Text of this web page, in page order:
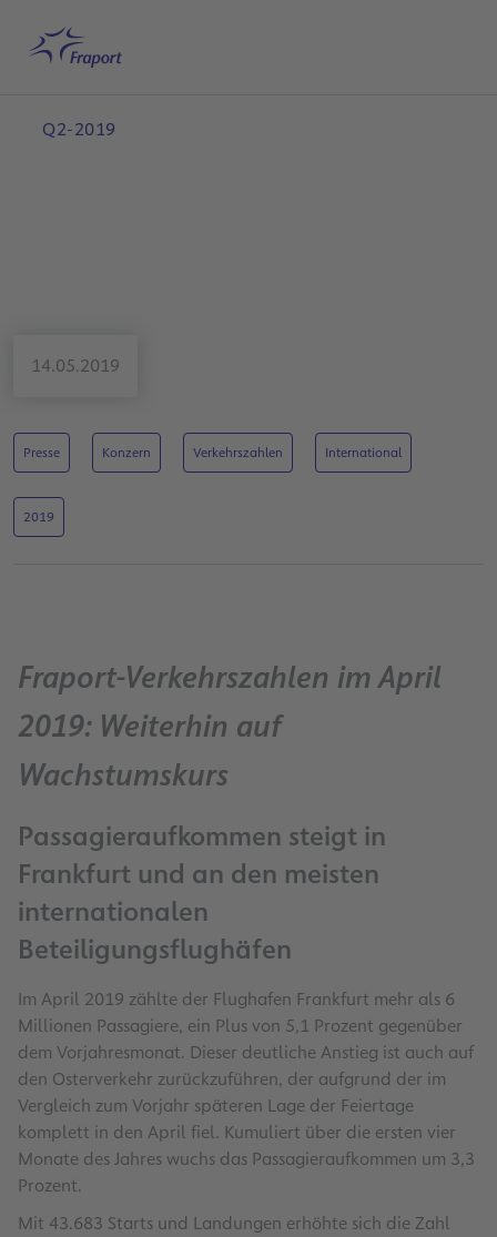
Startseite
Q2-2019
14.05.2019
Presse Konzern Verkehrszahlen International
2019
Fraport-Verkehrszahlen im April
2019: Weiterhin auf
Wachstumskurs
Passagieraufkommen steigt in
Frankfurt und an den meisten
internationalen
Beteiligungsflughäfen
Im April 2019 zählte der Flughafen Frankfurt mehr als 6
Millionen Passagiere, ein Plus von 5,1 Prozent gegenüber
dem Vorjahresmonat. Dieser deutliche Anstieg ist auch auf
den Osterverkehr zurückzuführen, der aufgrund der im
Vergleich zum Vorjahr späteren Lage der Feiertage
komplett in den April fiel. Kumuliert über die ersten vier
Monate des Jahres wuchs das Passagieraufkommen um 3,3
Prozent.
Mit 43.683 Starts und Landungen erhöhte sich die Zahl